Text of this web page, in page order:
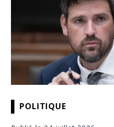
POLITIQUE